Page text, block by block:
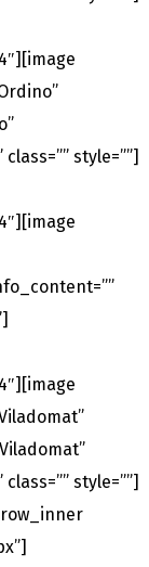
style=””]
style=””]